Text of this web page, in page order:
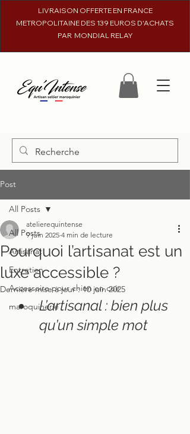
LIVRAISON OFFERTE EN FRANCE
METROPOLITAINE DES 139 EUROS D'ACHATS
PAR MONDIAL RELAY
Post
All Posts
Artisanat
Entretien
Accessoire pour chien en cuir
maroquinerie
All Posts
Pourquoi l’artisanat est un
luxe accessible ?
atelierequintense
9 juin 2025 4 min de lecture
Dernière mise à jour :10 juin 2025
L’artisanal : bien plus
qu’un simple mot